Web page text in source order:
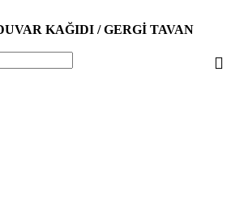
KAĞIDI / GERGİ TAVAN